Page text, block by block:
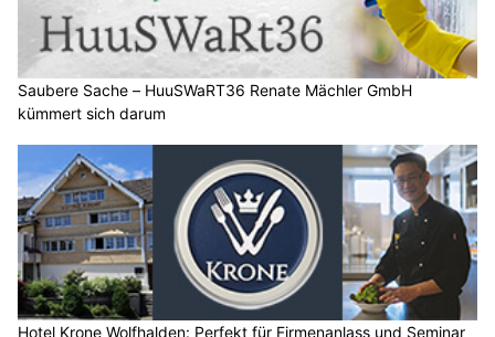
Saubere Sache – HuuSWaRT36 Renate Mächler GmbH
kümmert sich darum
Hotel Krone Wolfhalden: Perfekt für Firmenanlass und Seminar